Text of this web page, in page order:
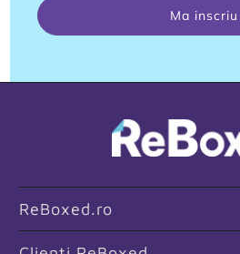
ReBoxed.ro